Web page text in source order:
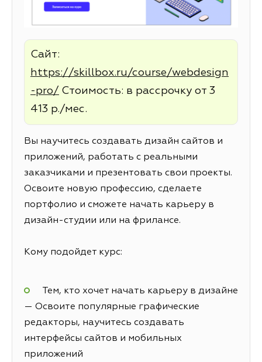
Сайт:
https://skillbox.ru/course/webdesign
-pro/ Стоимость: в рассрочку от 3
413 р./мес.
Вы научитесь создавать дизайн сайтов и
приложений, работать с реальными
заказчиками и презентовать свои проекты.
Освоите новую профессию, сделаете
портфолио и сможете начать карьеру в
дизайн-студии или на фрилансе.
Кому подойдет курс:
Тем, кто хочет начать карьеру в дизайне
— Освоите популярные графические
редакторы, научитесь создавать
интерфейсы сайтов и мобильных
приложений